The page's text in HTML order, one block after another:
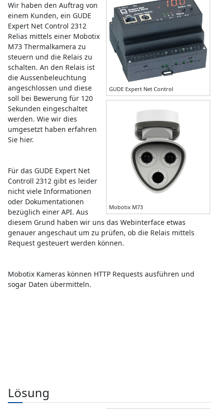
GUDE Expert Net Control
Mobotix M73
Wir haben den Auftrag von
einem Kunden, ein GUDE
Expert Net Control 2312
Relias mittels einer Mobotix
M73 Thermalkamera zu
steuern und die Relais zu
schalten. An den Relais ist
die Aussenbeleuchtung
angeschlossen und diese
soll bei Bewerung für 120
Sekunden eingeschaltet
werden. Wie wir dies
umgesetzt haben erfahren
Sie hier.
Für das GUDE Expert Net
Controll 2312 gibt es leider
nicht viele Informationen
oder Dokumentationen
bezüglich einer API. Aus
diesem Grund haben wir uns das Webinterface etwas
genauer angeschaut um zu prüfen, ob die Relais mittels
Request gesteuert werden können.
Mobotix Kameras können HTTP Requests ausführen und
sogar Daten übermitteln.
Lösung